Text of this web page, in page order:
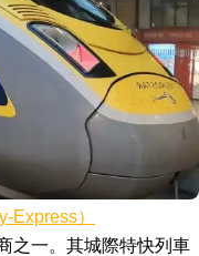
Express）
之一。其城際特快列車